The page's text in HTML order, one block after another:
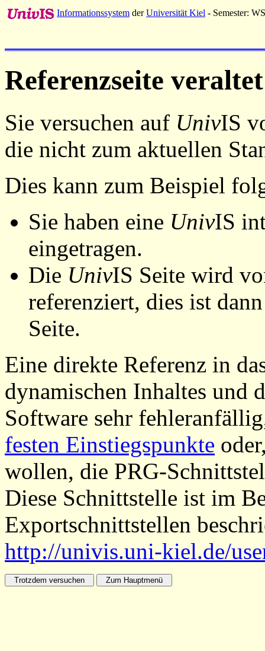
Informationssystem derUniversität Kiel - Semester:
Referenzseite veraltet
Sie versuchen auf UnivIS
die nicht zum aktuellen
Dies kann zum Beispiel
Sie haben eine UnivIS
eingetragen.
Die UnivIS Seite wird
referenziert, dies ist
Seite.
Eine direkte Referenz in
dynamischen Inhaltes und
Software sehr
festen Einstiegspunkte
wollen, die PRG-
Diese Schnittstelle ist im
Exportschnittstellen
http://univis.uni-kiel.de/